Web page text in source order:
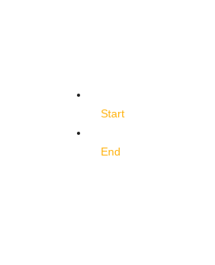
Start
End